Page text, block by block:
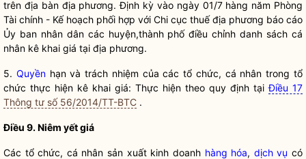
trên địa bànđịa phương. Định kỳ vào ngày 01/7 hàng năm Phòng
Tài chính - Kế hoạch phối hợp với Chi cục thuế địa phương báo cáo
Ủy ban nhân dâncác huyện,thành phố điều chỉnh danh sách cá
nhân kê khai giá tại địa phương.
5. Quyềnhạn và trách nhiệm của các tổ chức, cá nhân trong tổ
chức thực hiện kê khai giá: Thực hiện theo quy định tạiĐiều 17
Thông tư số 56/2014/TT-BTC .
Điều 9.Niêm yết giá
Các tổ chức, cá nhân sản xuất kinh doanh hàng hóa, dịch vụ có